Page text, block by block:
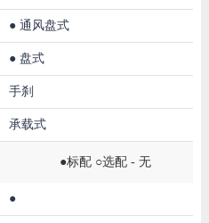
● 通风盘式
● 盘式
手刹
承载式
●标配 ○选配 - 无
●